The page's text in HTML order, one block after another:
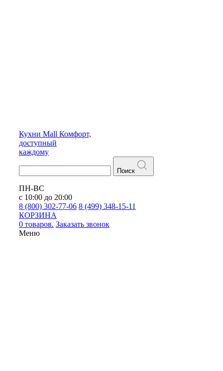
Кухни Mall Комфорт,
доступный
каждому
Поиск
ПН-ВС
с 10:00 до 20:00
8 (800) 302-77-06 8 (499) 348-15-11
КОРЗИНА
0 товаров. Заказать звонок
Меню